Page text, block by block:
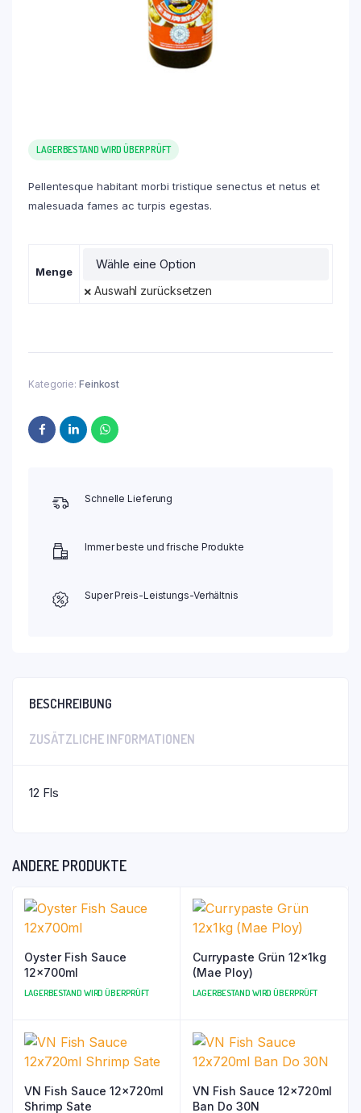
LAGERBESTAND WIRD ÜBERPRÜFT
Pellentesque habitant morbi tristique senectus et netus et
malesuada fames ac turpis egestas.
Menge
Auswahl zurücksetzen
Kategorie: Feinkost
Schnelle Lieferung
Immer beste und frische Produkte
Super Preis-Leistungs-Verhältnis
BESCHREIBUNG
ZUSÄTZLICHE INFORMATIONEN
12 Fls
ANDERE PRODUKTE
Oyster Fish Sauce
12x700ml
LAGERBESTAND WIRD ÜBERPRÜFT
Currypaste Grün 12x1kg
(Mae Ploy)
LAGERBESTAND WIRD ÜBERPRÜFT
VN Fish Sauce 12x720ml
Shrimp Sate
VN Fish Sauce 12x720ml
Ban Do 30N